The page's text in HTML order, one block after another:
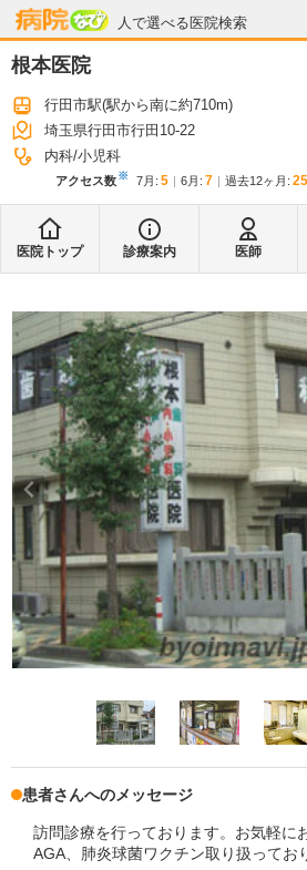
人で選べる医院検索
病院なび
根本医院
行田市駅(駅から南に約710m)
埼玉県行田市行田10-22
内科 小児科
アクセス数※ 7月 : 5 6月 : 7 過去12ヶ月:
医院トップ 診療案内 医師
患者さんへのメッセージ
訪問診療を行っております。お気軽に
AGA、肺炎球菌ワクチン取り扱ってお